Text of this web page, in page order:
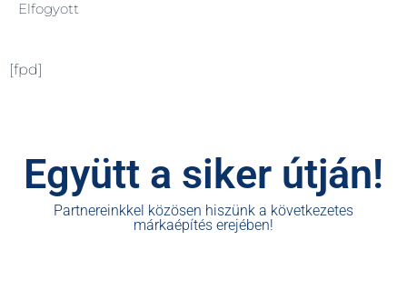
Elfogyott
[fpd]
Együtt a siker útján!
Partnereinkkel közösen hiszünk a következetes
márkaépítés erejében!